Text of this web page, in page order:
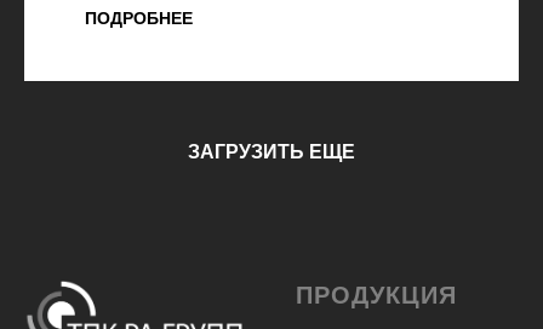
ПОДРОБНЕЕ
ЗАГРУЗИТЬ ЕЩЕ
ПРОДУКЦИЯ